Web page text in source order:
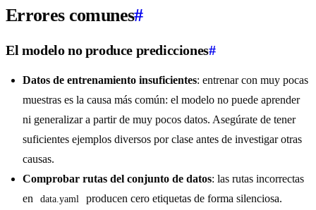
Errores comunes#
El modelo no produce predicciones#
Datos de entrenamiento insuficientes: entrenar con muy pocas
muestras es la causa más común: el modelo no puede aprender
ni generalizar a partir de muy pocos datos. Asegúrate de tener
suficientes ejemplos diversos por clase antes de investigar otras
causas.
Comprobar rutas del conjunto de datos: las rutas incorrectas
en
data.yaml
producen cero etiquetas de forma silenciosa.